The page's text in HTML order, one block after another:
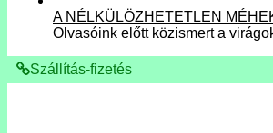
A NÉLKÜLÖZHETETLEN
Olvasóink előtt közismert a
Szállítás-fizetés